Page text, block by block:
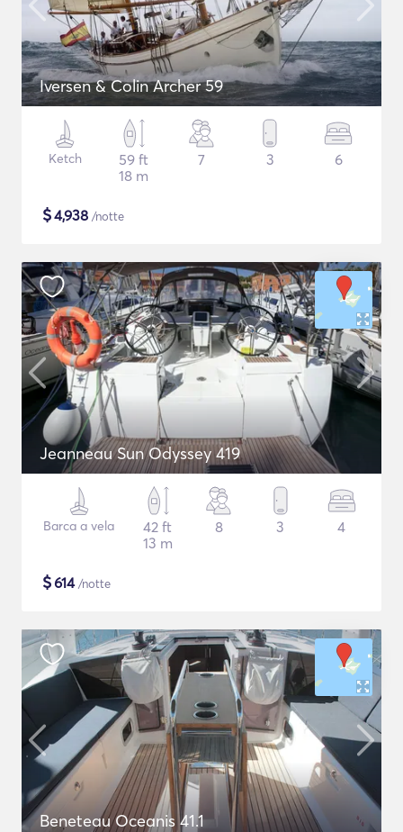
Iversen & Colin Archer 59
Ketch
59 ft
18 m
7 3 6
$4,938 /notte
Jeanneau Sun Odyssey 419
Barca a vela
42 ft
13 m
8 3 4
$614/notte
Beneteau Oceanis 41.1